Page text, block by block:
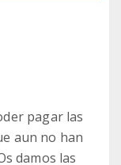
pagar las
aun no han
damos las